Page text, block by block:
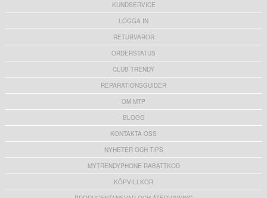
KUNDSERVICE
LOGGA IN
RETURVAROR
ORDERSTATUS
CLUB TRENDY
REPARATIONSGUIDER
OM MTP
BLOGG
KONTAKTA OSS
NYHETER OCH TIPS
MYTRENDYPHONE RABATTKOD
KÖPVILLKOR